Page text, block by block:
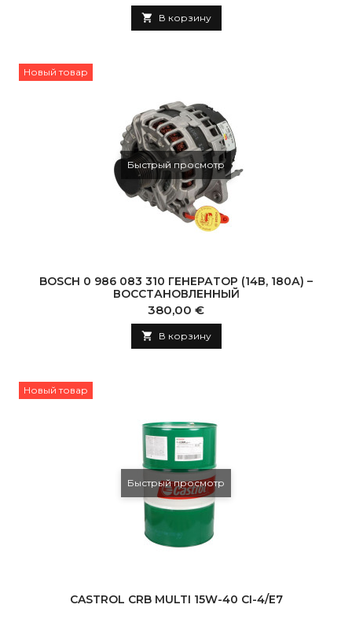
 В корзину
Новый товар
Быстрый просмотр
BOSCH 0 986 083 310 ГЕНЕРАТОР (14В, 180А) –
ВОССТАНОВЛЕННЫЙ
Цена
380,00 €
 В корзину
Новый товар
Быстрый просмотр
CASTROL CRB MULTI 15W-40 CI-4/E7